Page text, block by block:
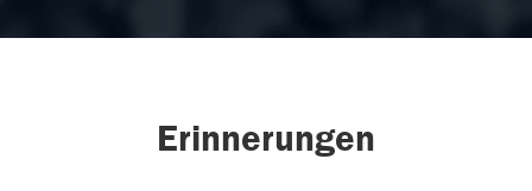
Erinnerungen